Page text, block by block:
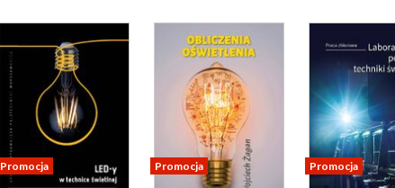
Promocja Promocja Promocja